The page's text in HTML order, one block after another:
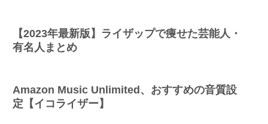
【2023年最新版】ライザップで痩せた芸能人・
有名人まとめ
Amazon Music Unlimited、おすすめの音質設
定【イコライザー】